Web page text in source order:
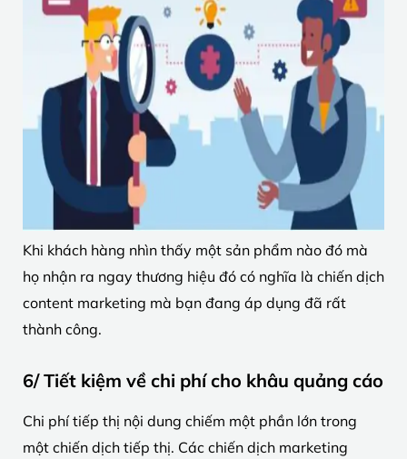
Khi khách hàng nhìn thấy một sản phẩm nào đó mà
họ nhận ra ngay thương hiệu đó có nghĩa là chiến dịch
content marketing mà bạn đang áp dụng đã rất
thành công.
6/ Tiết kiệm về chi phí cho khâu quảng cáo
Chi phí tiếp thị nội dung chiếm một phần lớn trong
một chiến dịch tiếp thị. Các chiến dịch marketing